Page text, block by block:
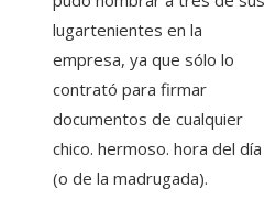
lugartenientes en la
empresa, ya que sólo lo
contrató para firmar
documentos de cualquier
chico. hermoso. hora del día
(o de la madrugada).